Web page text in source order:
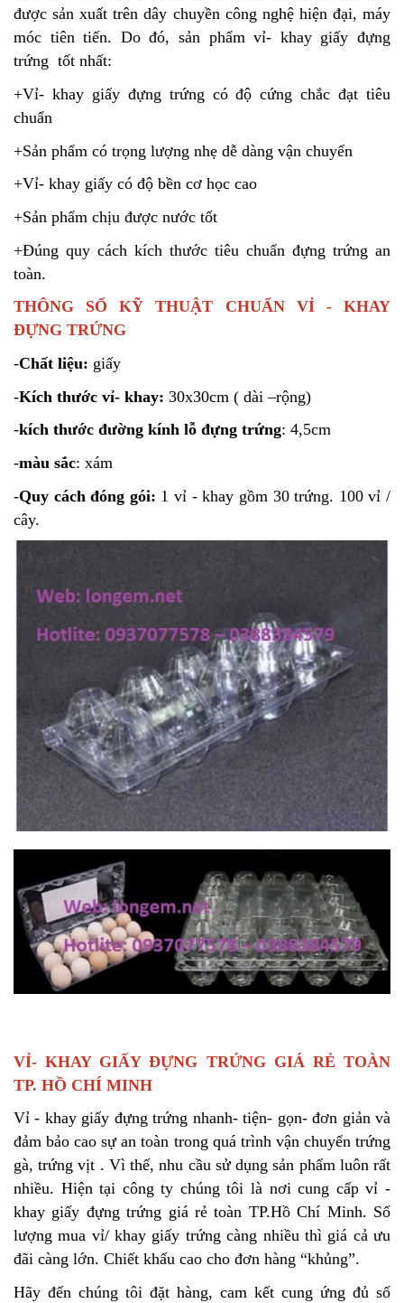
được sản xuất trên dây chuyền công nghệ hiện đại, máy
móc tiên tiến. Do đó, sản phẩm vỉ- khay giấy đựng
trứng tốt nhất:
+Vỉ- khay giấy đựng trứng có độ cứng chắc đạt tiêu
chuẩn
+Sản phẩm có trọng lượng nhẹ dễ dàng vận chuyển
+Vỉ- khay giấy có độ bền cơ học cao
+Sản phẩm chịu được nước tốt
+Đúng quy cách kích thước tiêu chuẩn đựng trứng an
toàn.
THÔNG SỐ KỸ THUẬT CHUẨN VỈ - KHAY
ĐỰNG TRỨNG
-Chất liệu: giấy
-Kích thước vỉ- khay: 30x30cm ( dài –rộng)
-kích thước đường kính lỗ đựng trứng: 4,5cm
-màu sắc: xám
-Quy cách đóng gói: 1 vỉ - khay gồm 30 trứng. 100 vỉ /
cây.
VỈ- KHAY GIẤY ĐỰNG TRỨNG GIÁ RẺ TOÀN
TP. HỒ CHÍ MINH
Vỉ - khay giấy đựng trứng nhanh- tiện- gọn- đơn giản và
đảm bảo cao sự an toàn trong quá trình vận chuyển trứng
gà, trứng vịt . Vì thế, nhu cầu sử dụng sản phẩm luôn rất
nhiều. Hiện tại công ty chúng tôi là nơi cung cấp vỉ -
khay giấy đựng trứng giá rẻ toàn TP.Hồ Chí Minh. Số
lượng mua vỉ/ khay giấy trứng càng nhiều thì giá cả ưu
đãi càng lớn. Chiết khấu cao cho đơn hàng “khủng”.
Hãy đến chúng tôi đặt hàng, cam kết cung ứng đủ số